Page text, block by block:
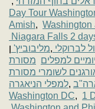
Day Tour
Amish, Washington
Niagara Falls 2
מליבוביץ', לברוקלי ן
מסורת יומיים למפלים
לשומרי מסורת
למפלי הניאגרה,
Washington DC, 1